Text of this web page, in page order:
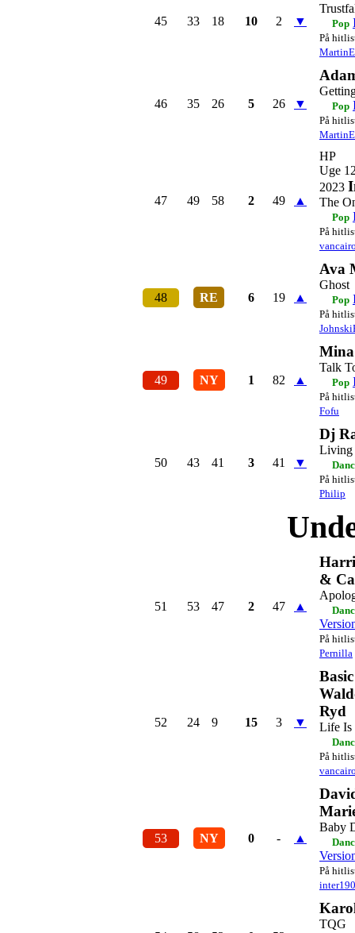
45 33 18 10 2 ▼ Pop
På
46 35 26 5 26 ▼ Pop
På
47 49 58 2 49 ▲
HP
Uge
2023
The
Pop
På
48 RE 6 19 ▲
Ava
Ghost
Pop
På
49 NY 1 82 ▲
Talk
Pop
På
Fofu
50 43 41 3 41 ▼
Dj
Living
På
Philip
51 53 47 2 47 ▲
&
På
Pernilla
52 24 9 15 3 ▼
Ryd
Life Is
På
53 NY 0 - ▲
Baby
På
TQG